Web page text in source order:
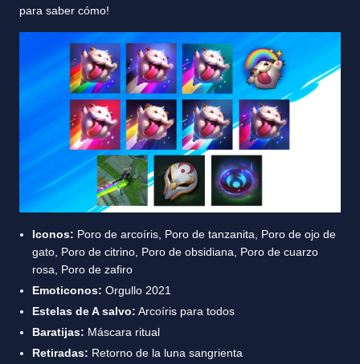
para saber cómo!
Iconos: Poro de arcoíris, Poro de tanzanita, Poro de ojo de
gato, Poro de citrino, Poro de obsidiana, Poro de cuarzo
rosa, Poro de zafiro
Emoticonos: Orgullo 2021
Estelas de A salvo: Arcoíris para todos
Baratijas: Máscara ritual
Retiradas: Retorno de la luna sangrienta